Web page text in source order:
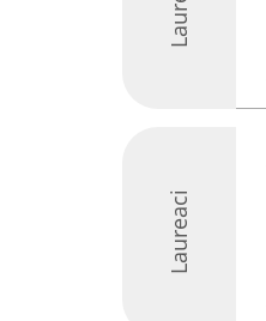
Laureaci